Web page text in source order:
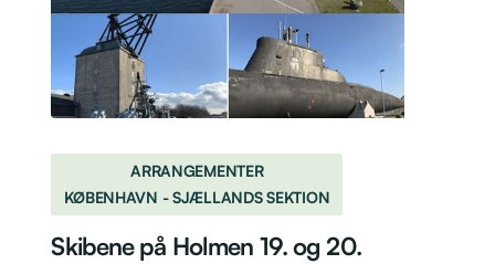
ARRANGEMENTER
KØBENHAVN - SJÆLLANDS SEKTION
Skibene på Holmen 19. og 20.